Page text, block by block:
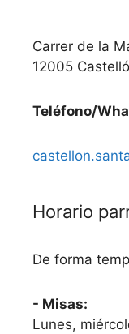
Carrer de la
12005 Castelló
Teléfono/
Horario
De forma
- Misas:
Lunes,